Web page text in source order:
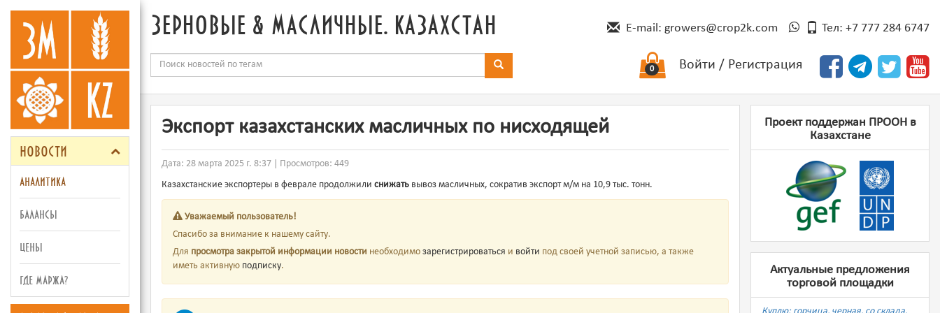
новости
аналитика
балансы
цены
где маржа?
зерновые & масличные. казахстан E-mail: growers@crop2k.com Тел: +7 777 284 6747
Войти / Регистрация
0
Экспорт казахстанских масличных по нисходящей
Дата: 28 марта 2025 г. 8:37 | Просмотров: 449
Казахстанские экспортеры в феврале продолжили снижать вывоз масличных, сократив экспорт м/м на 10,9 тыс. тонн.
Уважаемый пользователь!
Спасибо за внимание к нашему сайту.
Для просмотра закрытой информации новости необходимо зарегистрироваться и войти под своей учетной записью, а также
иметь активную подписку.
Проект поддержан ПРООН в
Казахстане
Актуальные предложения
торговой площадки